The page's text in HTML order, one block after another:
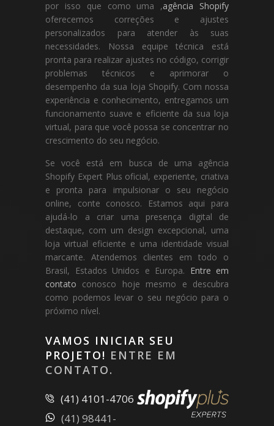
por isso que como uma ,agência Shopify
oferecemos correções e ajustes
personalizados para atender às suas
necessidades. Nossa equipe técnica está
pronta para realizar ajustes no código, corrigir
problemas técnicos e aprimorar o
desempenho da sua loja Shopify. Com nossa
experiência e conhecimento, entregamos um
funcionamento suave e eficiente da sua loja
virtual, para que você possa se concentrar no
crescimento do seu negócio.
Se você está em busca de uma agência
Shopify Expert Plus oficial, experiente, criativa
e pronta para impulsionar o seu negócio
online, conte conosco. Estamos aqui para
ajudá-lo a criar uma presença digital de
destaque, com um design excepcional, uma
loja virtual eficiente e uma identidade visual
marcante. Atendemos clientes em todo o
Brasil, Estados Unidos e Europa. Entre em
contato conosco hoje mesmo e descubra
como podemos levar o seu negócio para o
próximo nível.
VAMOS INICIAR SEU
PROJETO! ENTRE EM
CONTATO.
(41) 4101-4706
(41) 98441-